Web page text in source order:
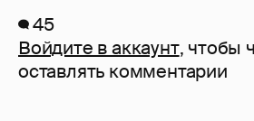
45
Войдите в аккаунт, чтобы
оставлять комментарии